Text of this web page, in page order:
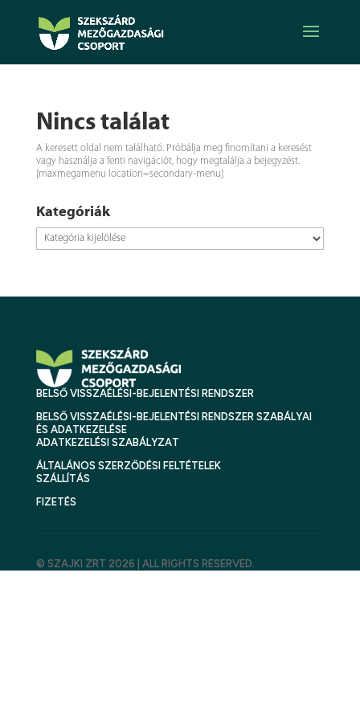
Nincs találat
A keresett oldal nem található. Próbálja meg finomítani a keresést
vagy használja a fenti navigációt, hogy megtalálja a bejegyzést.
[maxmegamenu location=secondary-menu]
Kategóriák
Kategóriák
BELSŐ VISSZAÉLÉSI-BEJELENTÉSI RENDSZER
BELSŐ VISSZAÉLÉSI-BEJELENTÉSI RENDSZER SZABÁLYAI
ÉS ADATKEZELÉSE
ADATKEZELÉSI SZABÁLYZAT
ÁLTALÁNOS SZERZŐDÉSI FELTÉTELEK
SZÁLLÍTÁS
FIZETÉS
© SZAJKI ZRT 2026 | ALL RIGHTS RESERVED.